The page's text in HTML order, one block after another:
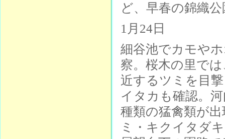
ど、早春の錦織
1月24日
細谷池でカモや
察。桜木の里で
近するツミを目
イタカも確認。
種類の猛禽類が
ミ・キクイタダ